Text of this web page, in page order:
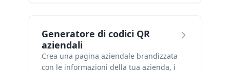
Generatore di codici QR
aziendali
Crea una pagina aziendale brandizzata
con le informazioni della tua azienda, i